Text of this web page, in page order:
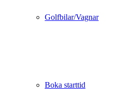
Golfbilar/Vagnar
Boka starttid